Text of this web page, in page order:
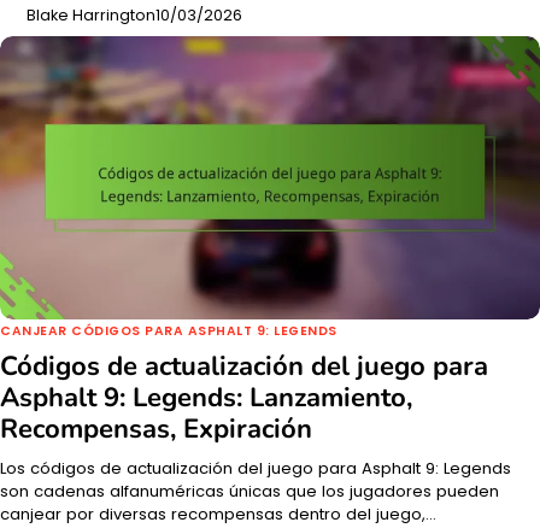
Blake Harrington10/03/2026
CANJEAR CÓDIGOS PARA ASPHALT 9: LEGENDS
Códigos de actualización del juego para
Asphalt 9: Legends: Lanzamiento,
Recompensas, Expiración
Los códigos de actualización del juego para Asphalt 9: Legends
son cadenas alfanuméricas únicas que los jugadores pueden
canjear por diversas recompensas dentro del juego,…